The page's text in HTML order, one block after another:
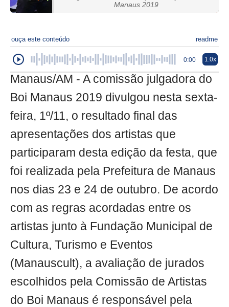
Manaus 2019
ouça este conteúdo readme
0:00 1.0x
Manaus/AM - A comissão julgadora do
Boi Manaus 2019 divulgou nesta sexta-
feira, 1º/11, o resultado final das
apresentações dos artistas que
participaram desta edição da festa, que
foi realizada pela Prefeitura de Manaus
nos dias 23 e 24 de outubro. De acordo
com as regras acordadas entre os
artistas junto à Fundação Municipal de
Cultura, Turismo e Eventos
(Manauscult), a avaliação de jurados
escolhidos pela Comissão de Artistas
do Boi Manaus é responsável pela